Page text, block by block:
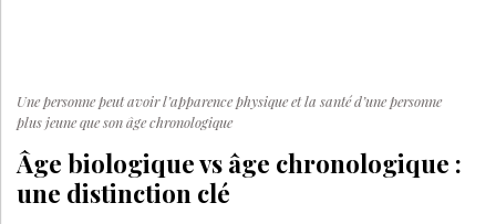
Une personne peut avoir l’apparence physique et la santé d’une personne
plus jeune que son âge chronologique
Âge biologique vs âge chronologique :
une distinction clé